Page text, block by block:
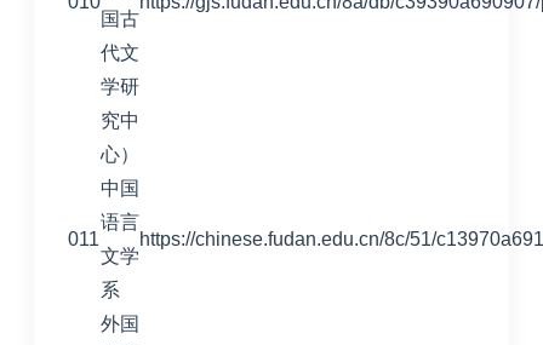
国古
代文
学研
究中
心）
011
中国
语言
文学
系
https://chinese.fudan.edu.cn/8c/51/
外国